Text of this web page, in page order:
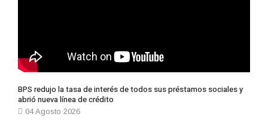
BPS redujo la tasa de interés de todos sus préstamos sociales y
abrió nueva línea de crédito
04 Agosto 2026